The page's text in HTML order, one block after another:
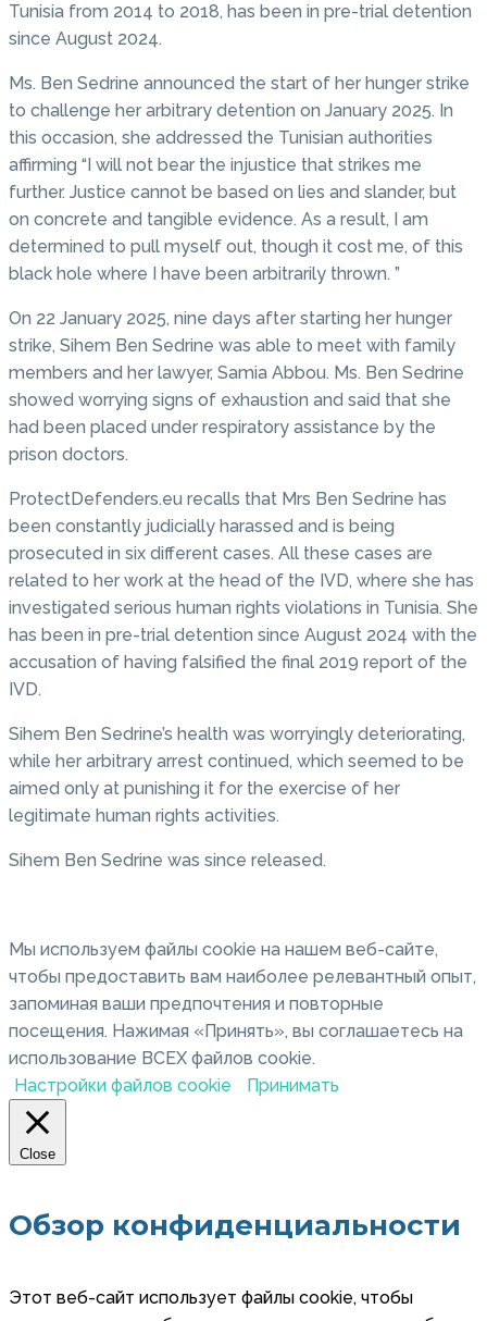
Tunisia from 2014 to 2018, has been in pre-trial detention
since August 2024.
Ms. Ben Sedrine announced the start of her hunger strike
to challenge her arbitrary detention on January 2025. In
this occasion, she addressed the Tunisian authorities
affirming “I will not bear the injustice that strikes me
further. Justice cannot be based on lies and slander, but
on concrete and tangible evidence. As a result, I am
determined to pull myself out, though it cost me, of this
black hole where I have been arbitrarily thrown. ”
On 22 January 2025, nine days after starting her hunger
strike, Sihem Ben Sedrine was able to meet with family
members and her lawyer, Samia Abbou. Ms. Ben Sedrine
showed worrying signs of exhaustion and said that she
had been placed under respiratory assistance by the
prison doctors.
ProtectDefenders.eu recalls that Mrs Ben Sedrine has
been constantly judicially harassed and is being
prosecuted in six different cases. All these cases are
related to her work at the head of the IVD, where she has
investigated serious human rights violations in Tunisia. She
has been in pre-trial detention since August 2024 with the
accusation of having falsified the final 2019 report of the
IVD.
Sihem Ben Sedrine’s health was worryingly deteriorating,
while her arbitrary arrest continued, which seemed to be
aimed only at punishing it for the exercise of her
legitimate human rights activities.
Sihem Ben Sedrine was since released.
Мы используем файлы cookie на нашем веб-сайте,
чтобы предоставить вам наиболее релевантный опыт,
запоминая ваши предпочтения и повторные
посещения. Нажимая «Принять», вы соглашаетесь на
использование ВСЕХ файлов cookie.
Настройки файлов cookie
Принимать
Close
Обзор конфиденциальности
Этот веб-сайт использует файлы cookie, чтобы